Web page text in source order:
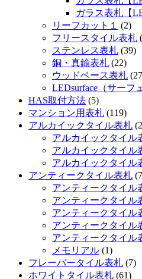
ガラス表札【
リーフカット１
(2)
フリースタイル表札
ステンレス表札 (39)
銅・真鍮表札 (22)
ウッドベース表札
LEDsurface（サーフ
HAS取付方法 (5)
マンション用表札 (119)
アルカイックタイル表札
アルカイックタイル
アルカイックタイル
アルカイックタイル
アンティークタイル表札
アンティークタイル
アンティークタイル
アンティークタイル
アンティークタイル
アンティークタイル
メモリアル (1)
フレーバータイル表札 (7)
ホワイトタイル表札 (61)